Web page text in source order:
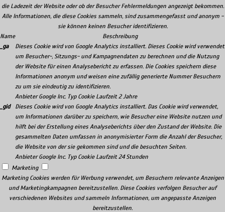
die Ladezeit der Website oder ob der Besucher Fehlermeldungen angezeigt bekommen.
Alle Informationen, die diese Cookies sammeln, sind zusammengefasst und anonym -
sie können keinen Besucher identifizieren.
Name
Beschreibung
_ga
Dieses Cookie wird von Google Analytics installiert. Dieses Cookie wird verwendet
um Besucher-, Sitzungs- und Kampagnendaten zu berechnen und die Nutzung
der Website für einen Analysebericht zu erfassen. Die Cookies speichern diese
Informationen anonym und weisen eine zufällig generierte Nummer Besuchern
zu um sie eindeutig zu identifizieren.
Anbieter Google Inc. Typ Cookie Laufzeit 2 Jahre
_gid
Dieses Cookie wird von Google Analytics installiert. Das Cookie wird verwendet,
um Informationen darüber zu speichern, wie Besucher eine Website nutzen und
hilft bei der Erstellung eines Analyseberichts über den Zustand der Website. Die
gesammelten Daten umfassen in anonymisierter Form die Anzahl der Besucher,
die Website von der sie gekommen sind und die besuchten Seiten.
Anbieter Google Inc. Typ Cookie Laufzeit 24 Stunden
Marketing
Marketing Cookies werden für Werbung verwendet, um Besuchern relevante Anzeigen
und Marketingkampagnen bereitzustellen. Diese Cookies verfolgen Besucher auf
verschiedenen Websites und sammeln Informationen, um angepasste Anzeigen
bereitzustellen.